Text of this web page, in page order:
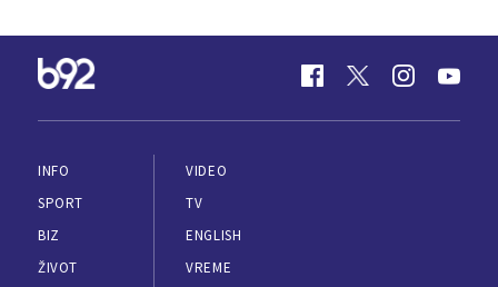
INFO
SPORT
BIZ
ŽIVOT
VIDEO
TV
ENGLISH
VREME